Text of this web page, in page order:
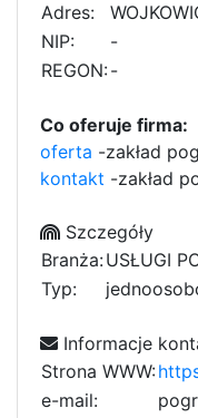
Adres:
NIP:
-
REGON:-
Co oferuje firma:
oferta -zakład
kontakt -zakład
Szczegóły
Branża:USŁUGI
Typ:
Informacje
Strona WWW:
e-mail: